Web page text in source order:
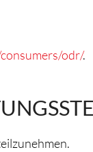
odr/.